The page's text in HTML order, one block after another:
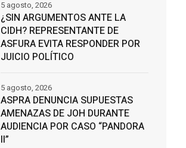
¿SIN ARGUMENTOS ANTE LA
CIDH? REPRESENTANTE DE
ASFURA EVITA RESPONDER POR
JUICIO POLÍTICO
5 agosto, 2026
ASPRA DENUNCIA SUPUESTAS
AMENAZAS DE JOH DURANTE
AUDIENCIA POR CASO “PANDORA
II”
5 agosto, 2026